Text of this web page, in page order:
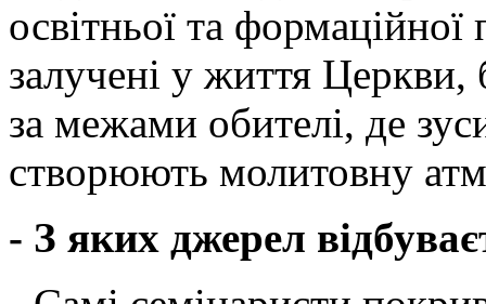
освітньої та формаційної
залучені у життя Церкви,
за межами обителі, де
створюють молитовну
- З яких джерел